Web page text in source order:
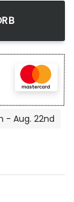
Pokemon-
- Aug. 22nd